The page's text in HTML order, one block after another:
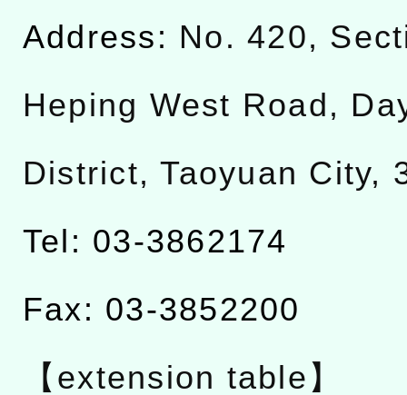
Address: No. 420,
Heping West Road,
District, Taoyuan City,
Tel: 03-3862174
Fax: 03-3852200
【extension table】